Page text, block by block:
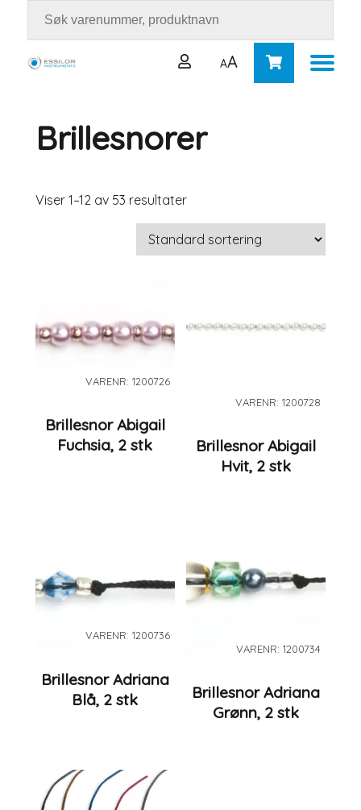
Husk meg
AA
Brillesnorer
Viser 1–12 av 53 resultater
VARENR: 1200726
Brillesnor Abigail
Fuchsia, 2 stk
VARENR: 1200728
Brillesnor Abigail
Hvit, 2 stk
VARENR: 1200736
Brillesnor Adriana
Blå, 2 stk
VARENR: 1200734
Brillesnor Adriana
Grønn, 2 stk